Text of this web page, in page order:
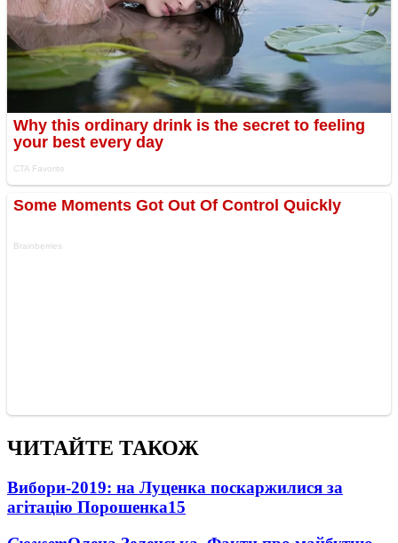
ЧИТАЙТЕ ТАКОЖ
Вибори-2019: на Луценка поскаржилися за
агітацію Порошенка15